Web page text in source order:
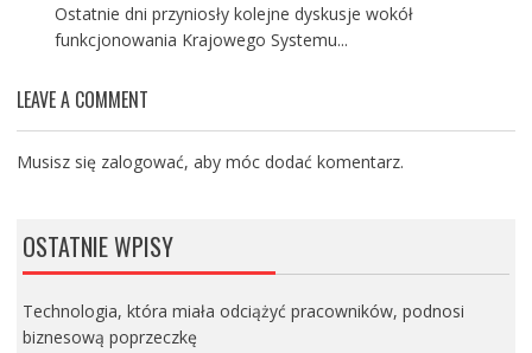
Ostatnie dni przyniosły kolejne dyskusje wokół
funkcjonowania Krajowego Systemu...
LEAVE A COMMENT
Musisz się zalogować, aby móc dodać komentarz.
OSTATNIE WPISY
Technologia, która miała odciążyć pracowników, podnosi
biznesową poprzeczkę